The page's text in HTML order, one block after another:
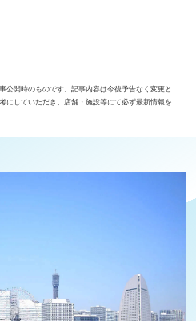
開時のものです。記事内容は今後予告なく変更と
にしていただき、店舗・施設等にて必ず最新情報を